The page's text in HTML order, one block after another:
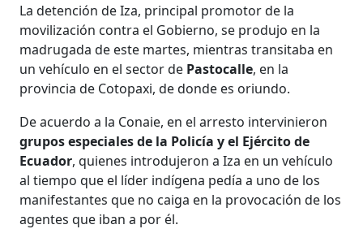
La detención de Iza, principal promotor de la
movilización contra el Gobierno, se produjo en la
madrugada de este martes, mientras transitaba en
un vehículo en el sector de Pastocalle, en la
provincia de Cotopaxi, de donde es oriundo.
De acuerdo a la Conaie, en el arresto intervinieron
grupos especiales de la Policía y el Ejército de
Ecuador, quienes introdujeron a Iza en un vehículo
al tiempo que el líder indígena pedía a uno de los
manifestantes que no caiga en la provocación de los
agentes que iban a por él.